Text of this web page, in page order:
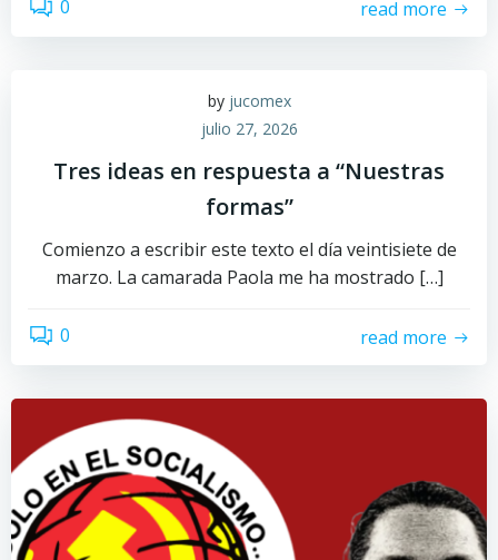
0 read more
by jucomex
julio 27, 2026
Tres ideas en respuesta a “Nuestras
formas”
Comienzo a escribir este texto el día veintisiete de
marzo. La camarada Paola me ha mostrado […]
0 read more